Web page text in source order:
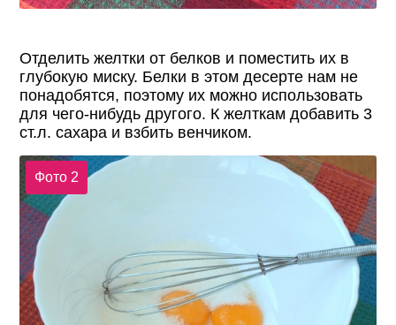
Отделить желтки от белков и поместить их в
глубокую миску. Белки в этом десерте нам не
понадобятся, поэтому их можно использовать
для чего-нибудь другого. К желткам добавить 3
ст.л. сахара и взбить венчиком.
Фото 2